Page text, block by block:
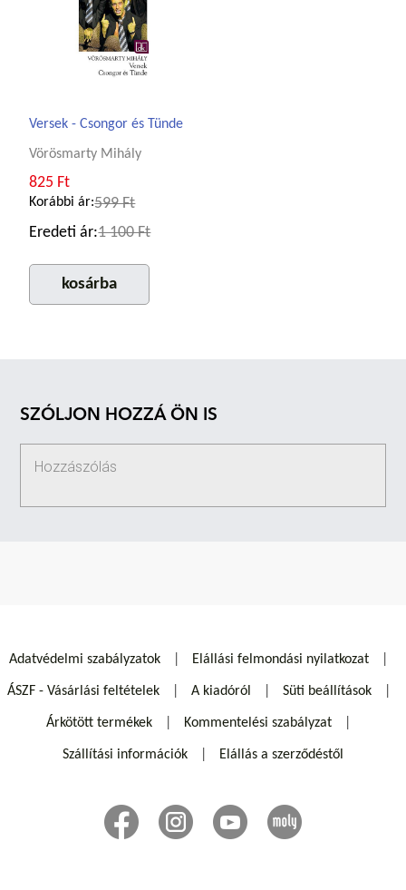
Versek - Csongor és Tünde
Vörösmarty Mihály
825 Ft
Korábbi ár:599 Ft
Eredeti ár:1 100 Ft
kosárba
SZÓLJON HOZZÁ ÖN IS
Adatvédelmi szabályzatok Elállási felmondási nyilatkozat
ÁSZF - Vásárlási feltételek A kiadóról Süti beállítások
Árkötött termékek Kommentelési szabályzat
Szállítási információk Elállás a szerződéstől